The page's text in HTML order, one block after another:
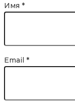
Имя *
Email *